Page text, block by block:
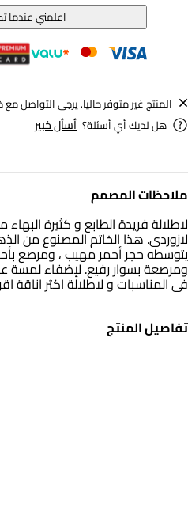
ملاحظات المصمم
لاطلالة فريدة الطابع و كثيرة
يتوسطه حجر أحمر مهيب ، ومرصع
ومرصعة بسوار رفيع. لإضفاء لمسة
فى المناسبات و لاطلالة اكثر اناقة
تفاصيل المنتج
اعلمني عندما
المنتج غير متوفر حاليا. يرجى التواصل
هل لديك أي أسئلة؟ أسأل خبير